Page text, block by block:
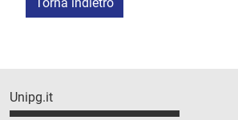
Torna indietro
Unipg.it